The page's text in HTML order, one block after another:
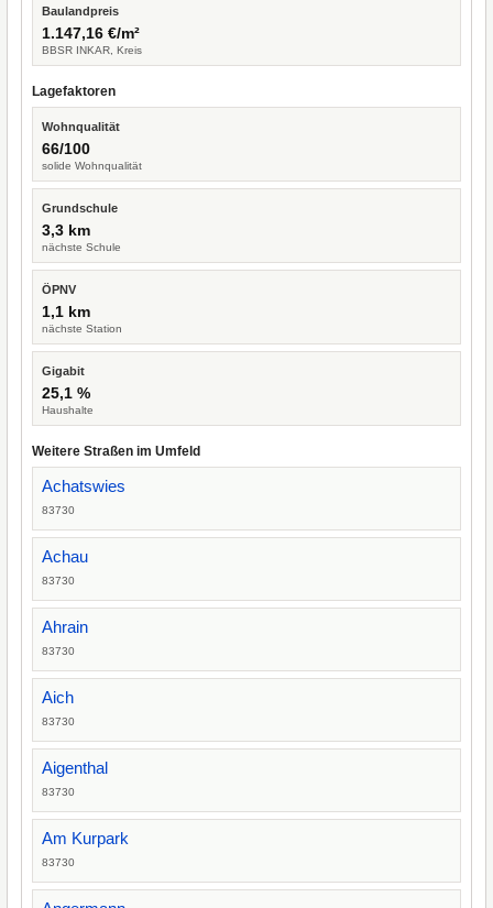
Baulandpreis
1.147,16 €/m²
BBSR INKAR, Kreis
Lagefaktoren
Wohnqualität
66/100
solide Wohnqualität
Grundschule
3,3 km
nächste Schule
ÖPNV
1,1 km
nächste Station
Gigabit
25,1 %
Haushalte
Weitere Straßen im Umfeld
Achatswies
83730
Achau
83730
Ahrain
83730
Aich
83730
Aigenthal
83730
Am Kurpark
83730